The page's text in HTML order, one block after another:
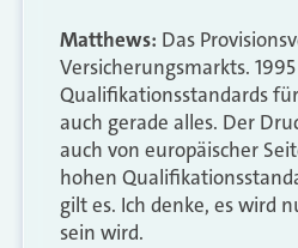
Matthews: Das
Versicherungsmarkts.
Qualifikationsstandards
auch gerade alles. Der
auch von europäischer
hohen
gilt es. Ich denke, es wird
sein wird.